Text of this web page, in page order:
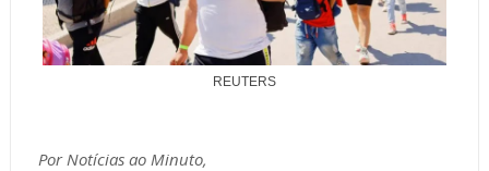
REUTERS
Por Notícias ao Minuto,